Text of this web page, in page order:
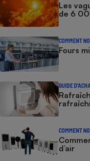
Les
de 6
COMMENT
Fours
GUIDE
COMMENT
d’air